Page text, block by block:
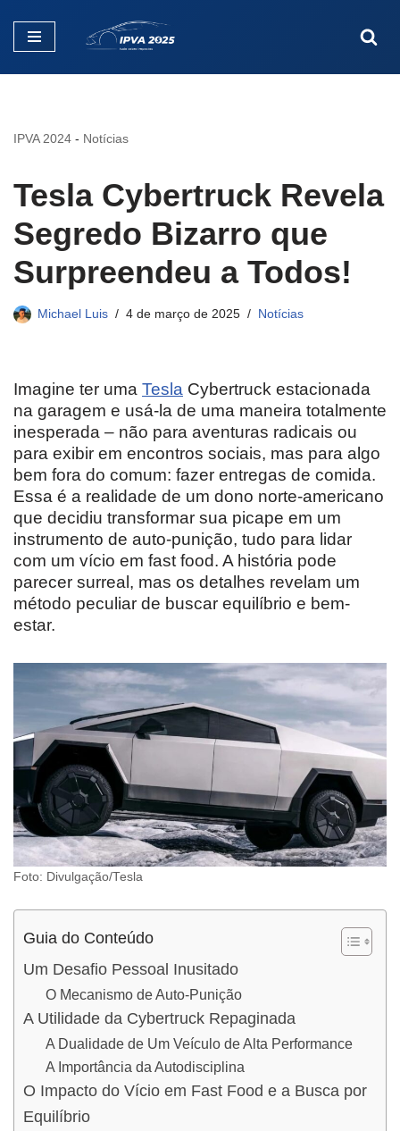
Pular
IPVA 2024 - Notícias
Tesla Cybertruck Revela
Segredo Bizarro que
Surpreendeu a Todos!
Michael Luis 4 de março de 2025 Notícias
Imagine ter uma Tesla Cybertruck estacionada
na garagem e usá-la de uma maneira totalmente
inesperada – não para aventuras radicais ou
para exibir em encontros sociais, mas para algo
bem fora do comum: fazer entregas de comida.
Essa é a realidade de um dono norte-americano
que decidiu transformar sua picape em um
instrumento de auto-punição, tudo para lidar
com um vício em fast food. A história pode
parecer surreal, mas os detalhes revelam um
método peculiar de buscar equilíbrio e bem-
estar.
Foto: Divulgação/Tesla
Guia do Conteúdo
Um Desafio Pessoal Inusitado
O Mecanismo de Auto-Punição
A Utilidade da Cybertruck Repaginada
A Dualidade de Um Veículo de Alta Performance
A Importância da Autodisciplina
O Impacto do Vício em Fast Food e a Busca por
Equilíbrio